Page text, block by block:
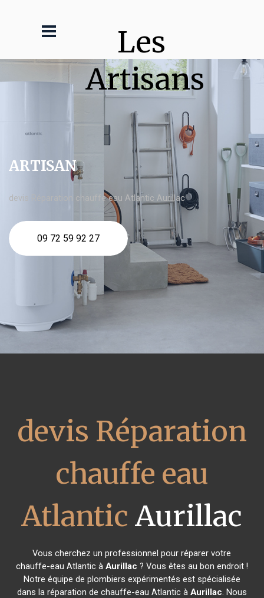
Les
Artisans
ARTISAN
devis Réparation chauffe eau Atlantic Aurillac
09 72 59 92 27
devis Réparation
chauffe eau
Atlantic Aurillac
Vous cherchez un professionnel pour réparer votre
chauffe-eau Atlantic à Aurillac ? Vous êtes au bon endroit !
Notre équipe de plombiers expérimentés est spécialisée
dans la réparation de chauffe-eau Atlantic à Aurillac. Nous